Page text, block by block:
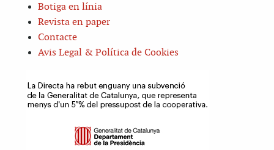
Botiga en línia
Revista en paper
Contacte
Avis Legal & Política de Cookies